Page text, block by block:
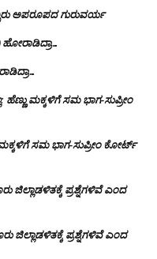
ಅಪರೂಪದ ಗುರುವರ್ಯ
ಹೋರಾಡಿದ್ರಾ…
ಹೆಣ್ಣು ಮಕ್ಕಳಿಗೆ ಸಮ ಭಾಗ-ಸುಪ್ರೀಂ
ಮಕ್ಕಳಿಗೆ ಸಮ ಭಾಗ-ಸುಪ್ರೀಂ ಕೋರ್ಟ್
ಜಿಲ್ಲಾಡಳಿತಕ್ಕೆ ಪ್ರಶ್ನೆಗಳಿವೆ ಎಂದ
ಜಿಲ್ಲಾಡಳಿತಕ್ಕೆ ಪ್ರಶ್ನೆಗಳಿವೆ ಎಂದ